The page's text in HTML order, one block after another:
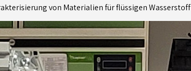
von Materialien für flüssigen Wasserstoff